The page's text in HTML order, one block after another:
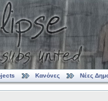
Κανόνες Νέες